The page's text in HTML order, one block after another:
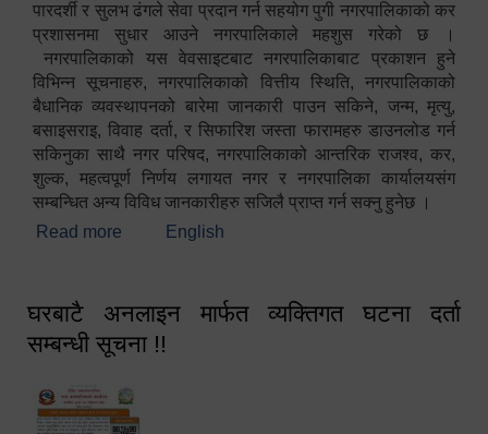
पारदर्शी र सुलभ ढंगले सेवा प्रदान गर्न सहयोग पुगी नगरपालिकाको कर
प्रशासनमा सुधार आउने नगरपालिकाले महशुस गरेको छ ।
नगरपालिकाको यस वेवसाइटबाट नगरपालिकाबाट प्रकाशन हुने
विभिन्न सूचनाहरु, नगरपालिकाको वित्तीय स्थिति, नगरपालिकाको
बैधानिक व्यवस्थापनको बारेमा जानकारी पाउन सकिने, जन्म, मृत्यु,
बसाइसराइ, विवाह दर्ता, र सिफारिश जस्ता फारामहरु डाउनलोड गर्न
सकिनुका साथै नगर परिषद, नगरपालिकाको आन्तरिक राजश्व, कर,
शुल्क, महत्वपूर्ण निर्णय लगायत नगर र नगरपालिका कार्यालयसंग
सम्बन्धित अन्य विविध जानकारीहरु सजिलै प्राप्त गर्न सक्नु हुनेछ ।
Read more about स्वागतम!!!
English
घरबाटै अनलाइन मार्फत व्यक्तिगत घटना दर्ता
सम्बन्धी सूचना !!